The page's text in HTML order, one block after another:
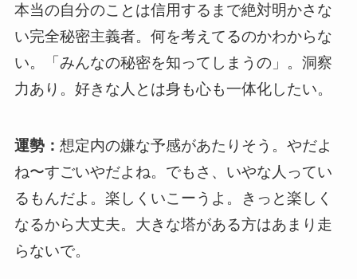
本当の自分のことは信用するまで絶対明かさな
い完全秘密主義者。何を考えてるのかわからな
い。「みんなの秘密を知ってしまうの」。洞察
力あり。好きな人とは身も心も一体化したい。
運勢： 想定内の嫌な予感があたりそう。やだよ
ね〜すごいやだよね。でもさ、いやな人ってい
るもんだよ。楽しくいこーうよ。きっと楽しく
なるから大丈夫。大きな塔がある方はあまり走
らないで。